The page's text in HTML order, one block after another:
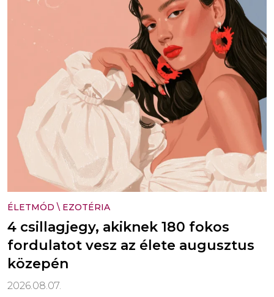
ÉLETMÓD \ EZOTÉRIA
4 csillagjegy, akiknek 180 fokos
fordulatot vesz az élete augusztus
közepén
2026.08.07.